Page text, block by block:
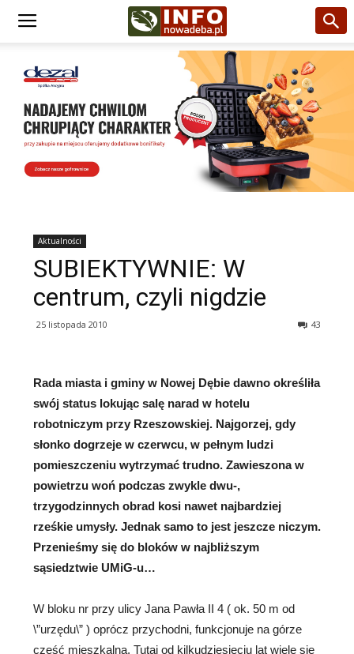
Aktualności
SUBIEKTYWNIE: W
centrum, czyli nigdzie
25 listopada 2010 43
Rada miasta i gminy w Nowej Dębie dawno określiła
swój status lokując salę narad w hotelu
robotniczym przy Rzeszowskiej. Najgorzej, gdy
słonko dogrzeje w czerwcu, w pełnym ludzi
pomieszczeniu wytrzymać trudno. Zawieszona w
powietrzu woń podczas zwykle dwu-,
trzygodzinnych obrad kosi nawet najbardziej
rześkie umysły. Jednak samo to jest jeszcze niczym.
Przenieśmy się do bloków w najbliższym
sąsiedztwie UMiG-u…
W bloku nr przy ulicy Jana Pawła II 4 ( ok. 50 m od
\”urzędu\” ) oprócz przychodni, funkcjonuje na górze
część mieszkalna. Tutaj od kilkudziesięciu lat wiele się